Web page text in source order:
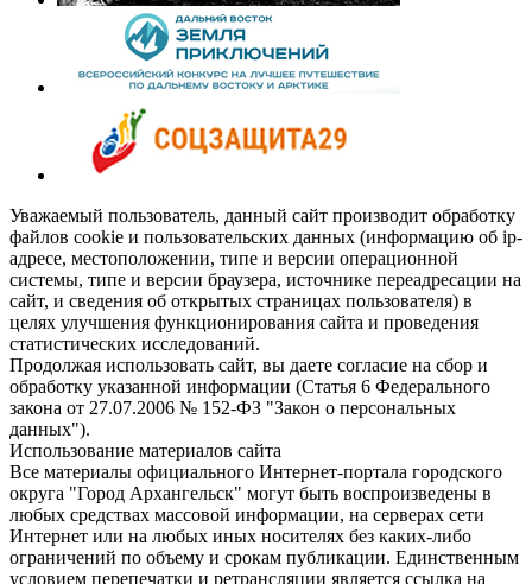
Уважаемый пользователь, данный сайт производит обработку
файлов cookie и пользовательских данных (информацию об ip-
адресе, местоположении, типе и версии операционной
системы, типе и версии браузера, источнике переадресации на
сайт, и сведения об открытых страницах пользователя) в
целях улучшения функционирования сайта и проведения
статистических исследований.
Продолжая использовать сайт, вы даете согласие на сбор и
обработку указанной информации (Статья 6 Федерального
закона от 27.07.2006 № 152-ФЗ "Закон о персональных
данных").
Использование материалов сайта
Все материалы официального Интернет-портала городского
округа "Город Архангельск" могут быть воспроизведены в
любых средствах массовой информации, на серверах сети
Интернет или на любых иных носителях без каких-либо
ограничений по объему и срокам публикации. Единственным
условием перепечатки и ретрансляции является ссылка на